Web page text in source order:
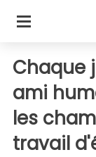
Chaque
ami
les
travail